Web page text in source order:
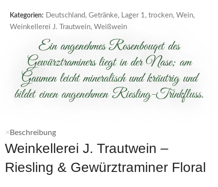
Kategorien: Deutschland, Getränke, Lager 1, trocken, Wein,
Weinkellerei J. Trautwein, Weißwein
Ein angenehmes Rosenbouqet des
Gewürztraminers liegt in der Nase; am
Gaumen leicht mineralisch und kräutrig und
bildet einen angenehmen Riesling-Trinkfluss.
Beschreibung
Weinkellerei J. Trautwein –
Riesling & Gewürztraminer Floral